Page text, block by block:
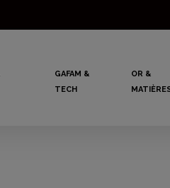
GAFAM &
TECH
OR &